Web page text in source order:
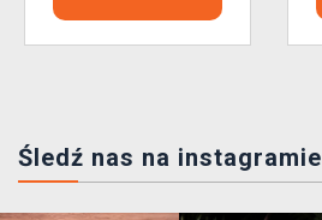
Śledź nas na instagramie